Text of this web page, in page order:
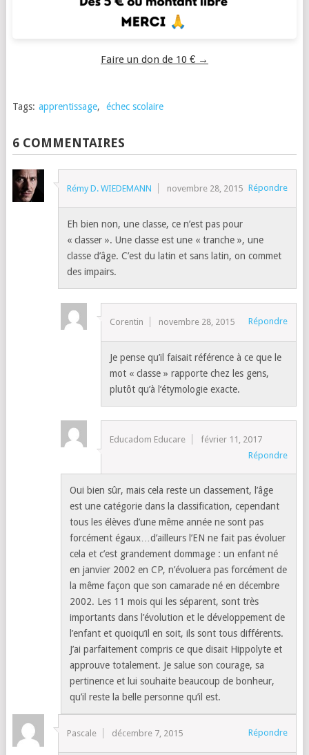
Faire un don de 10 € →
Tags: apprentissage, échec scolaire
6 COMMENTAIRES
Rémy D. WIEDEMANN novembre 28, 2015 Répondre
Eh bien non, une classe, ce n’est pas pour
« classer ». Une classe est une « tranche », une
classe d’âge. C’est du latin et sans latin, on commet
des impairs.
Corentin novembre 28, 2015 Répondre
Je pense qu’il faisait référence à ce que le
mot « classe » rapporte chez les gens,
plutôt qu’à l’étymologie exacte.
Educadom Educare
février 11, 2017
Répondre
Oui bien sûr, mais cela reste un classement, l’âge
est une catégorie dans la classification, cependant
tous les élèves d’une même année ne sont pas
forcément égaux…d’ailleurs l’EN ne fait pas évoluer
cela et c’est grandement dommage : un enfant né
en janvier 2002 en CP, n’évoluera pas forcément de
la même façon que son camarade né en décembre
2002. Les 11 mois qui les séparent, sont très
importants dans l’évolution et le développement de
l’enfant et quoiqu’il en soit, ils sont tous différents.
J’ai parfaitement compris ce que disait Hippolyte et
approuve totalement. Je salue son courage, sa
pertinence et lui souhaite beaucoup de bonheur,
qu’il reste la belle personne qu’il est.
Pascale décembre 7, 2015 Répondre